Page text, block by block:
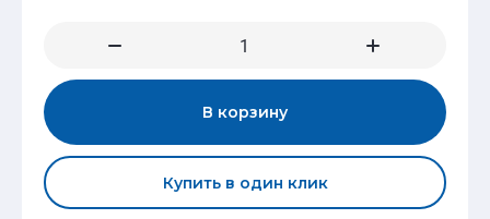
В корзину
Купить в один клик